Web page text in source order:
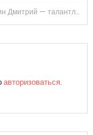
Демушкин Дмитрий — талантливый спортсмен, исследователь и активист — незаурядная биография, впечатляющие достижения и удивительные факты
авторизоваться.